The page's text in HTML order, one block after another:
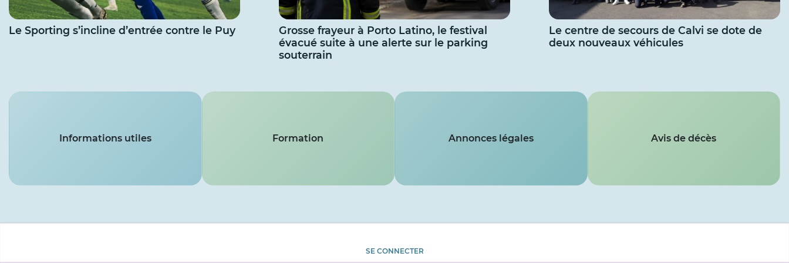
Le Sporting s’incline d’entrée contre le Puy
Grosse frayeur à Porto Latino, le festival
évacué suite à une alerte sur le parking
souterrain
Le centre de secours de Calvi se dote de
deux nouveaux véhicules
Services
Informations utiles Formation Annonces légales Avis de décès
SE CONNECTER